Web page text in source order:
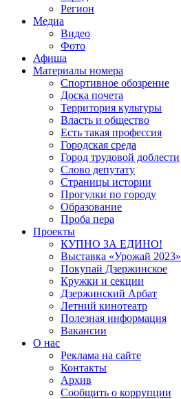
Регион
Медиа
Видео
Фото
Афиша
Материалы номера
Спортивное обозрение
Доска почета
Территория культуры
Власть и общество
Есть такая профессия
Городская среда
Город трудовой доблести
Слово депутату
Страницы истории
Прогулки по городу
Образование
Проба пера
Проекты
КУПНО ЗА ЕДИНО!
Выставка «Урожай 2023»
Покупай Дзержинское
Кружки и секции
Дзержинский Арбат
Летний кинотеатр
Полезная информация
Вакансии
О нас
Реклама на сайте
Контакты
Архив
Сообщить о коррупции